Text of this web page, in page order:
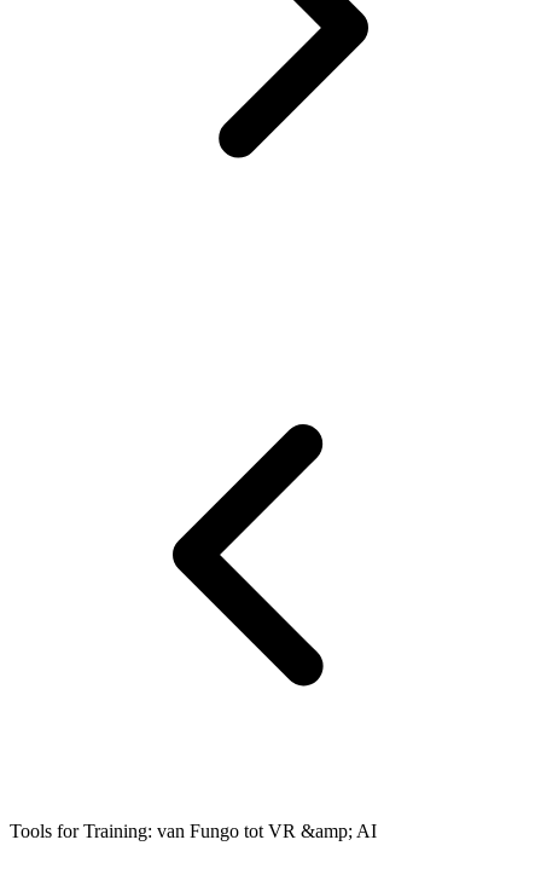
Tools for Training: van Fungo tot VR &amp; AI